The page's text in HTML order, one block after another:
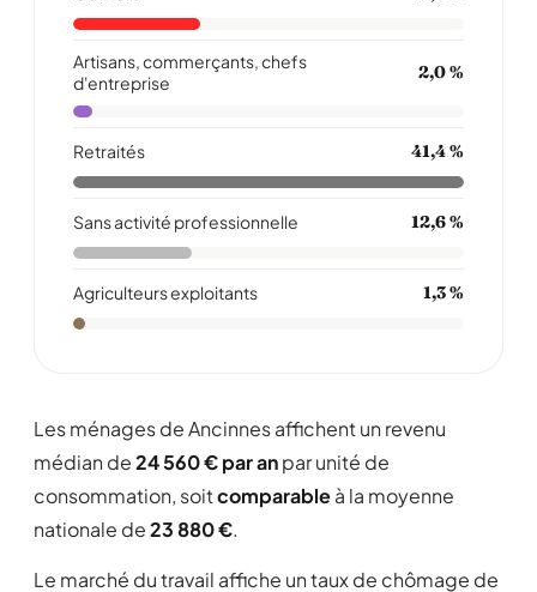
Artisans, commerçants, chefs
d'entreprise
2,0 %
Retraités 41,4 %
Sans activité professionnelle 12,6 %
Agriculteurs exploitants 1,3 %
Les ménages de Ancinnes affichent un revenu
médian de24 560 € par anpar unité de
consommation, soitcomparableà la moyenne
nationale de23 880 €.
Le marché du travail affiche un taux de chômage de